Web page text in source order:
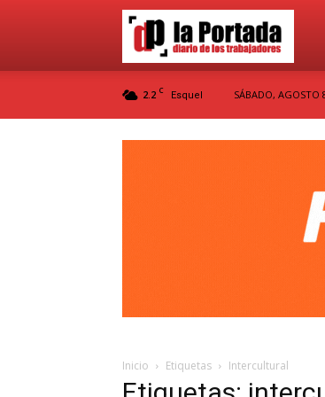
2.2 C Esquel SÁBADO, AGOSTO
Inicio Etiquetas Intercultural